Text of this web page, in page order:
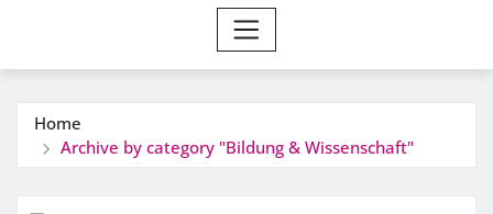
Home
Archive by category "Bildung & Wissenschaft"